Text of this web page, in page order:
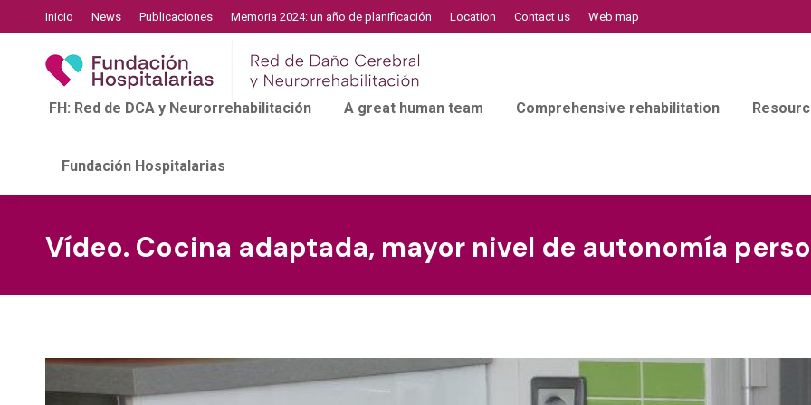
Inicio News Publicaciones Memoria 2024: un año de planificación Location Contact us Web map
FH: Red de DCA y Neurorrehabilitación A great human team Comprehensive rehabilitation
Fundación Hospitalarias
Vídeo. Cocina adaptada, mayor nivel de autonomía